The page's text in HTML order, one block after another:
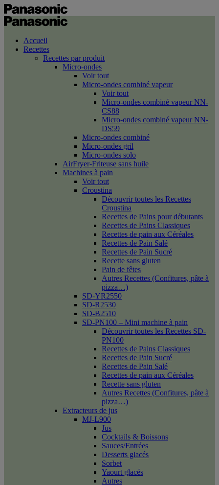
Accueil
Recettes
Recettes par produit
Micro-ondes
Voir tout
Micro-ondes combiné vapeur
Voir tout
Micro-ondes combiné vapeur NN-
CS88
Micro-ondes combiné vapeur NN-
DS59
Micro-ondes combiné
Micro-ondes gril
Micro-ondes solo
AirFryer-Friteuse sans huile
Machines à pain
Voir tout
Croustina
Découvrir toutes les Recettes
Croustina
Recettes de Pains pour débutants
Recettes de Pains Classiques
Recettes de pain aux Céréales
Recettes de Pain Salé
Recettes de Pain Sucré
Recette sans gluten
Pain de fêtes
Autres Recettes (Confitures, pâte à
pizza…)
SD-YR2550
SD-R2530
SD-B2510
SD-PN100 – Mini machine à pain
Découvrir toutes les Recettes SD-
PN100
Recettes de Pains Classiques
Recettes de Pain Sucré
Recettes de Pain Salé
Recettes de pain aux Céréales
Recette sans gluten
Autres Recettes (Confitures, pâte à
pizza…)
Extracteurs de jus
MJ-L900
Jus
Cocktails & Boissons
Sauces/Entrées
Desserts glacés
Sorbet
Yaourt glacés
Autres